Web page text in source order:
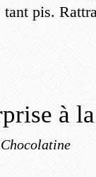
pis.
à